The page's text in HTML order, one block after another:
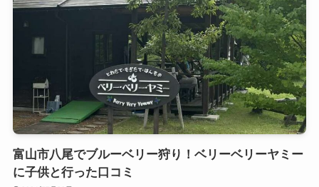
富山市八尾でブルーベリー狩り！ベリーベリーヤミー
に子供と行った口コミ